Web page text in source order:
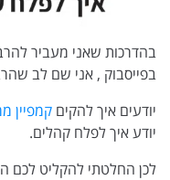
בהדרכות שאני מעביר
בפייסבוק , אני שם לב
יודעים איך להקים קמפיין
יודע איך לפלח קהלים.
לכן החלטתי להקליט לכם